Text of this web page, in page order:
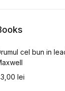
cel bun in
lei